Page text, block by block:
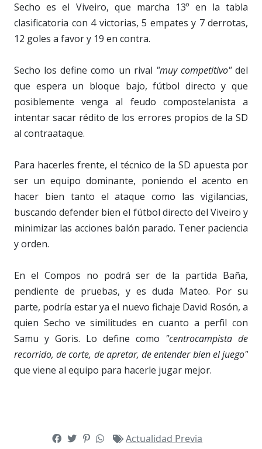
Secho es el Viveiro, que marcha 13º en la tabla
clasificatoria con 4 victorias, 5 empates y 7 derrotas,
12 goles a favor y 19 en contra.
Secho los define como un rival "muy competitivo"del
que espera un bloque bajo, fútbol directo y que
posiblemente venga al feudo compostelanista a
intentar sacar rédito de los errores propios de la SD
al contraataque.
Para hacerles frente, el técnico de la SD apuesta por
ser un equipo dominante, poniendo el acento en
hacer bien tanto el ataque como las vigilancias,
buscando defender bien el fútbol directo del Viveiro y
minimizar las acciones balón parado. Tener paciencia
y orden.
En el Compos no podrá ser de la partida Baña,
pendiente de pruebas, y es duda Mateo. Por su
parte, podría estar ya el nuevo fichaje David Rosón, a
quien Secho ve similitudes en cuanto a perfil con
Samu y Goris. Lo define como "centrocampista de
recorrido, de corte, de apretar, de entender bien el juego"
que viene al equipo para hacerle jugar mejor.
Actualidad Previa